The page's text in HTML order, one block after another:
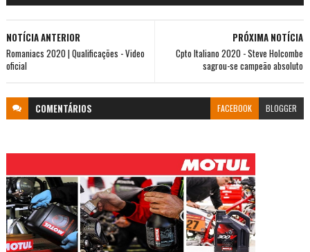
PRÓXIMA NOTÍCIA
Cpto Italiano 2020 - Steve Holcombe
sagrou-se campeão absoluto
NOTÍCIA ANTERIOR
Romaniacs 2020 | Qualificações - Video
oficial
COMENTÁRIOS FACEBOOK BLOGGER